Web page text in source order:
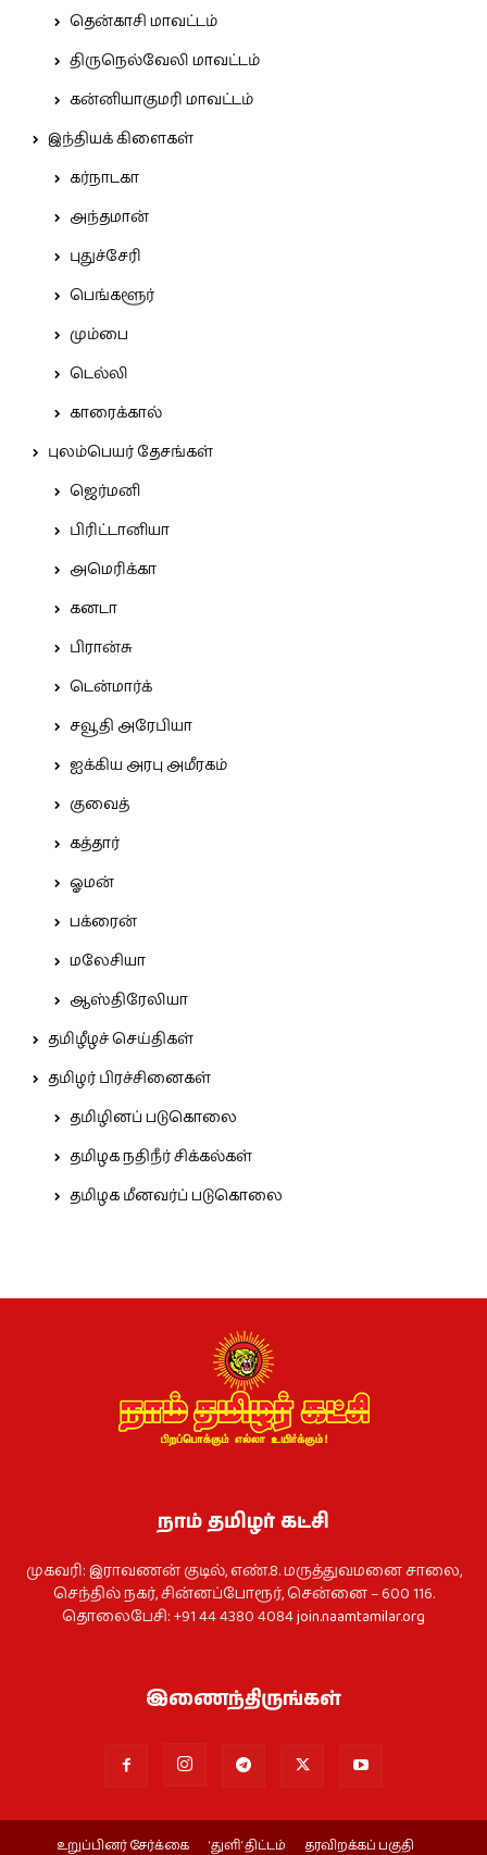
தென்காசி மாவட்டம்
திருநெல்வேலி மாவட்டம்
கன்னியாகுமரி மாவட்டம்
இந்தியக் கிளைகள்
கர்நாடகா
அந்தமான்
புதுச்சேரி
பெங்களூர்
மும்பை
டெல்லி
காரைக்கால்
புலம்பெயர் தேசங்கள்
ஜெர்மனி
பிரிட்டானியா
அமெரிக்கா
கனடா
பிரான்சு
டென்மார்க்
சவூதி அரேபியா
ஐக்கிய அரபு அமீரகம்
குவைத்
கத்தார்
ஓமன்
பக்ரைன்
மலேசியா
ஆஸ்திரேலியா
தமிழீழச் செய்திகள்
தமிழர் பிரச்சினைகள்
தமிழினப் படுகொலை
தமிழக நதிநீர் சிக்கல்கள்
தமிழக மீனவர்ப் படுகொலை
நாம் தமிழர் கட்சி
முகவரி: இராவணன் குடில், எண்.8. மருத்துவமனை சாலை,
செந்தில் நகர், சின்னப்போரூர், சென்னை – 600 116.
தொலைபேசி: +91 44 4380 4084join.naamtamilar.org
இணைந்திருங்கள்
உறுப்பினர் சேர்க்கை ‘துளி’ திட்டம் தரவிறக்கப் பகுதி